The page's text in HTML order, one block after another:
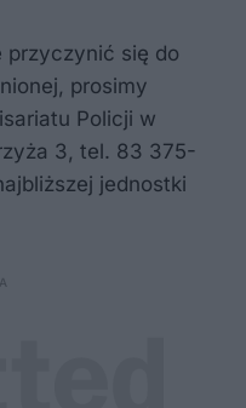
przyczynić się do
prosimy
Policji w
3, tel. 83 375-
jednostki